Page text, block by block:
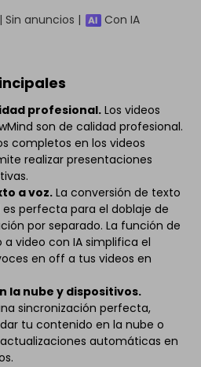
Sin anuncios |
Con IA
profesional. Los videos
son de calidad profesional.
completos en los videos
realizar presentaciones
a voz.La conversión de texto
es perfecta para el doblaje de
por separado. La función de
video con IA simplifica el
en off a tus videos en
la nube y dispositivos.
sincronización perfecta,
tu contenido en la nube o
automáticas en